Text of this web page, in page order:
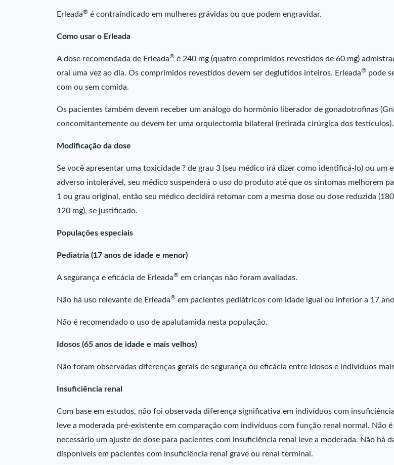
Erleada® é contraindicado em mulheres grávidas ou que podem engravidar.
Como usar o Erleada
A dose recomendada de Erleada® é 240 mg (quatro comprimidos revestidos de 60 mg)
oral uma vez ao dia. Os comprimidos revestidos devem ser deglutidos inteiros. Erleada® pode
com ou sem comida.
Os pacientes também devem receber um análogo do hormônio liberador de gonadotrofinas
concomitantemente ou devem ter uma orquiectomia bilateral (retirada cirúrgica dos testículos).
Modificação da dose
Se você apresentar uma toxicidade ? de grau 3 (seu médico irá dizer como identificá-lo) ou um
adverso intolerável, seu médico suspenderá o uso do produto até que os sintomas melhorem
1 ou grau original, então seu médico decidirá retomar com a mesma dose ou dose reduzida
120 mg), se justificado.
Populações especiais
Pediatria (17 anos de idade e menor)
A segurança e eficácia de Erleada® em crianças não foram avaliadas.
Não há uso relevante de Erleada® em pacientes pediátricos com idade igual ou inferior a 17
Não é recomendado o uso de apalutamida nesta população.
Idosos (65 anos de idade e mais velhos)
Não foram observadas diferenças gerais de segurança ou eficácia entre idosos e indivíduos
Insuficiência renal
Com base em estudos, não foi observada diferença significativa em indivíduos com
leve a moderada pré-existente em comparação com indivíduos com função renal normal. Não é
necessário um ajuste de dose para pacientes com insuficiência renal leve a moderada. Não há
disponíveis em pacientes com insuficiência renal grave ou renal terminal.